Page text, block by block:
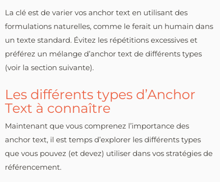
La clé est de varier vos anchor text en utilisant des
formulations naturelles, comme le ferait un humain dans
un texte standard. Évitez les répétitions excessives et
préférez un mélange d’anchor text de différents types
(voir la section suivante).
Les différents types d’Anchor
Text à connaître
Maintenant que vous comprenez l’importance des
anchor text, il est temps d’explorer les différents types
que vous pouvez (et devez) utiliser dans vos stratégies de
référencement.